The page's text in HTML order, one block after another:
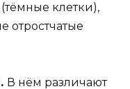
клетки),
отростчатые
В нём различают